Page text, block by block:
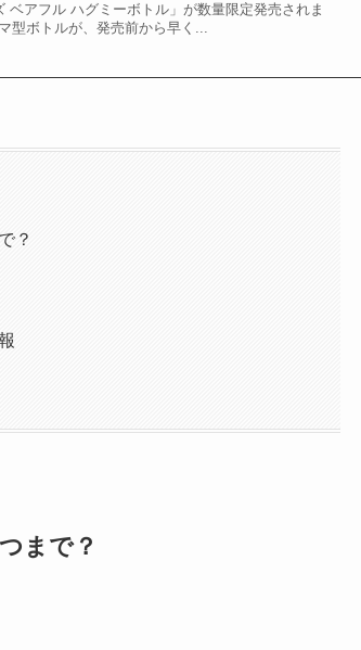
アフル ハグミーボトル」が数量限定発売されま
型ボトルが、発売前から早く...
？
まで？